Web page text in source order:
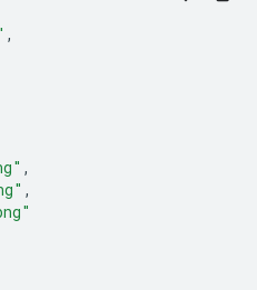
,
,
,